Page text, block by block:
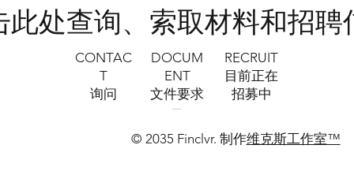
© 2035 Finclvr. 制作维克斯工作室™
此处查询、索取材料和招聘
CONTAC
T
询问
DOCUM
ENT
文件要求
RECRUIT
​目前正在
招募中